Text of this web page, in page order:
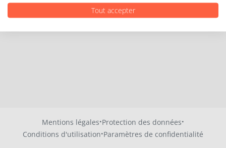
Mentions légales·Protection des données·
Conditions d'utilisation·Paramètres de confidentialité
Tout accepter